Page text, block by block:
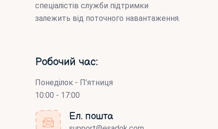
спеціалістів служби підтримки
залежить від поточного навантаження.
Робочий час:
Понеділок - П’ятниця
10:00 - 17:00
Ел. пошта